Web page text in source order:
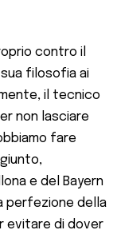
contro il
filosofia ai
il tecnico
non lasciare
fare
e del Bayern
perfezione della
evitare di dover